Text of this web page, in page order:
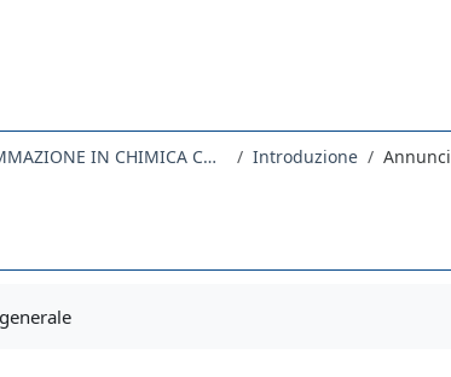
696SM - TECNICHE DI PROGRAMMAZIONE IN CHIMICA COMPUTAZIONALE 2022 Introduzione Annunci